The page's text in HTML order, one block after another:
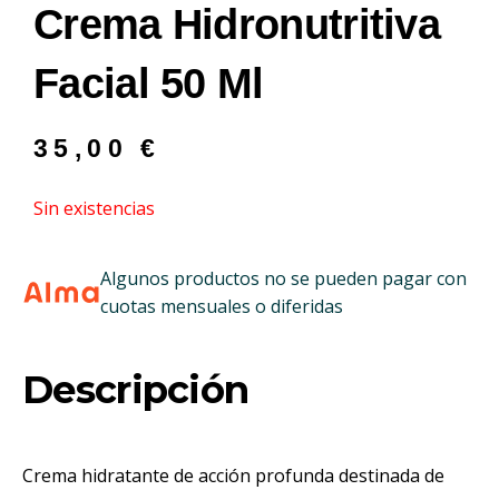
Crema Hidronutritiva
Facial 50 Ml
35,00€
Sin existencias
Algunos productos no se pueden pagar con
cuotas mensuales o diferidas
Descripción
Crema hidratante de acción profunda destinada de